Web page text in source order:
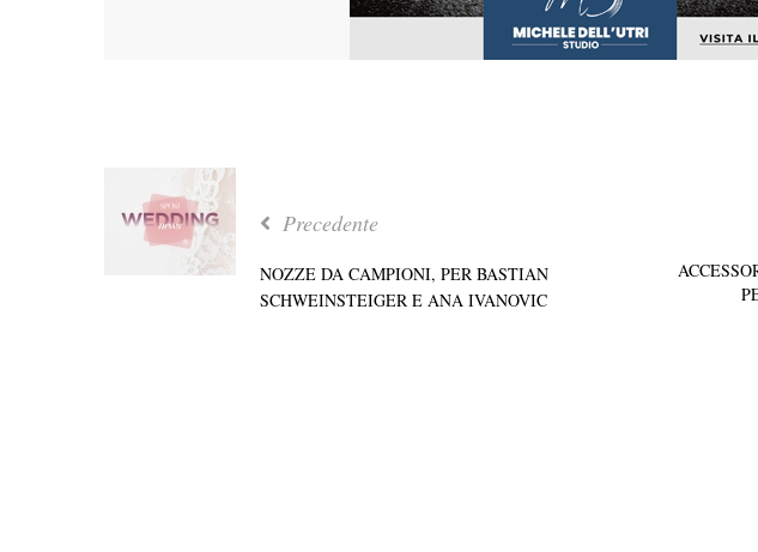
Precedente
NOZZE DA CAMPIONI, PER BASTIAN
SCHWEINSTEIGER E ANA IVANOVIC